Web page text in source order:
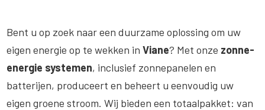
Bent u op zoek naar een duurzame oplossing om uw
eigen energie op te wekken inViane? Met onze zonne-
energie systemen, inclusief zonnepanelen en
batterijen, produceert en beheert u eenvoudig uw
eigen groene stroom. Wij bieden een totaalpakket: van